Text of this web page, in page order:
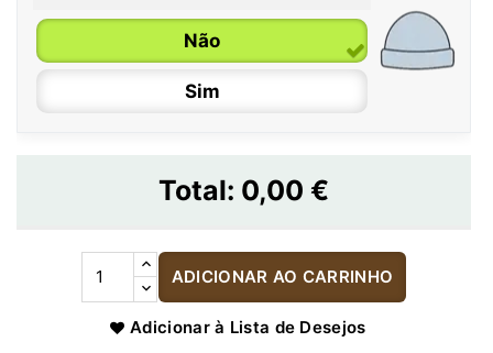
Não
Sim
Total: 0,00 €
ADICIONAR AO CARRINHO
Adicionar à Lista de Desejos